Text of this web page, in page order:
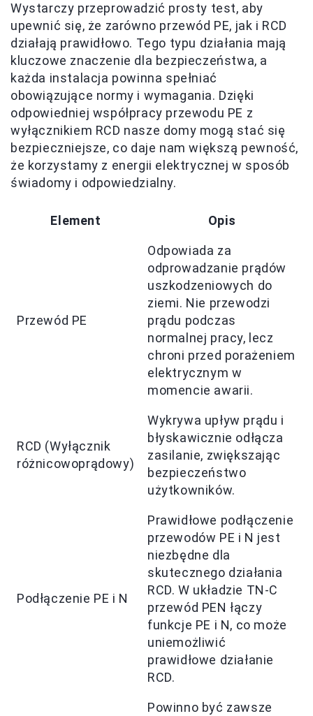
Wystarczy przeprowadzić prosty test, aby
upewnić się, że zarówno przewód PE, jak i RCD
działają prawidłowo. Tego typu działania mają
kluczowe znaczenie dla bezpieczeństwa, a
każda instalacja powinna spełniać
obowiązujące normy i wymagania. Dzięki
odpowiedniej współpracy przewodu PE z
wyłącznikiem RCD nasze domy mogą stać się
bezpieczniejsze, co daje nam większą pewność,
że korzystamy z energii elektrycznej w sposób
świadomy i odpowiedzialny.
Element Opis
Przewód PE
Odpowiada za
odprowadzanie prądów
uszkodzeniowych do
ziemi. Nie przewodzi
prądu podczas
normalnej pracy, lecz
chroni przed porażeniem
elektrycznym w
momencie awarii.
RCD (Wyłącznik
różnicowoprądowy)
Wykrywa upływ prądu i
błyskawicznie odłącza
zasilanie, zwiększając
bezpieczeństwo
użytkowników.
Podłączenie PE i N
Prawidłowe podłączenie
przewodów PE i N jest
niezbędne dla
skutecznego działania
RCD. W układzie TN-C
przewód PEN łączy
funkcje PE i N, co może
uniemożliwić
prawidłowe działanie
RCD.
Powinno być zawsze